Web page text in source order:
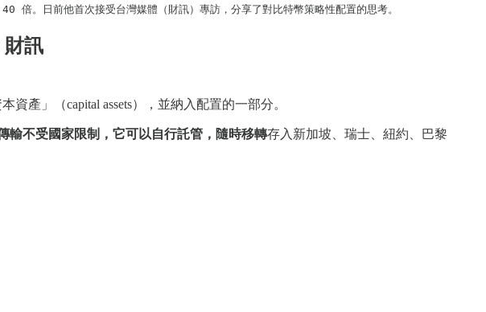
。日前他首次接受台灣媒體（財訊）專訪，分享了對比特幣策略性配置的思考。
訊
資產」（capital assets），並納入配置的一部分。
輸不受國家限制，它可以自行託管，隨時移轉存入新加坡、瑞士、紐約、巴黎